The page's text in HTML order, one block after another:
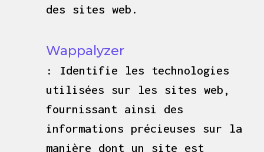
des sites web.
Wappalyzer
: Identifie les technologies
utilisées sur les sites web,
fournissant ainsi des
informations précieuses sur la
manière dont un site est